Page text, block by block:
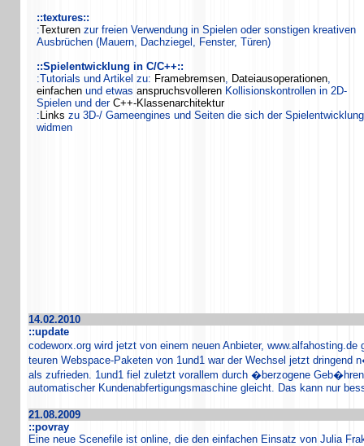
::textures::
:Texturen zur freien Verwendung in Spielen oder sonstigen kreativen
Ausbrüchen (Mauern, Dachziegel, Fenster, Türen)
::Spielentwicklung in C/C++::
:Tutorials und Artikel zu: Framebremsen, Dateiausoperationen,
einfachen und etwas anspruchsvolleren Kollisionskontrollen in 2D-
Spielen und der C++-Klassenarchitektur
: Links zu 3D-/ Gameengines und Seiten die sich der Spielentwicklung
widmen
14.02.2010
::update
codeworx.org wird jetzt von einem neuen Anbieter,
teuren Webspace-Paketen von 1und1 war der Wechsel jetzt
als zufrieden. 1und1 fiel zuletzt vorallem durch �berzogene
automatischer Kundenabfertigungsmaschine gleicht. Das kann nur
21.08.2009
::povray
Eine neue Scenefile ist online, die den einfachen Einsatz von Julia